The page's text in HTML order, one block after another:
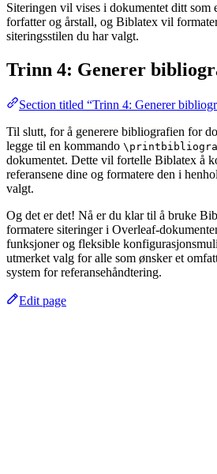
Siteringen vil vises i dokumentet ditt som
forfatter og årstall, og Biblatex vil
siteringsstilen du har valgt.
Trinn 4: Generer
Section titled “Trinn 4: Generer
Til slutt, for å generere bibliografien for
legge til en kommando
dokumentet. Dette vil fortelle Biblatex å
referansene dine og formatere den i
valgt.
Og det er det! Nå er du klar til å bruke
formatere siteringer i Overleaf-
funksjoner og fleksible
utmerket valg for alle som ønsker et
system for referansehåndtering.
Edit page